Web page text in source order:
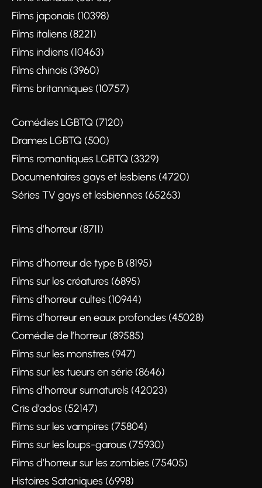
Films japonais (10398)
Films italiens (8221)
Films indiens (10463)
Films chinois (3960)
Films britanniques (10757)
Comédies LGBTQ (7120)
Drames LGBTQ (500)
Films romantiques LGBTQ (3329)
Documentaires gays et lesbiens (4720)
Séries TV gays et lesbiennes (65263)
Films d’horreur (8711)
Films d’horreur de type B (8195)
Films sur les créatures (6895)
Films d’horreur cultes (10944)
Films d’horreur en eaux profondes (45028)
Comédie de l’horreur (89585)
Films sur les monstres (947)
Films sur les tueurs en série (8646)
Films d’horreur surnaturels (42023)
Cris d’ados (52147)
Films sur les vampires (75804)
Films sur les loups-garous (75930)
Films d’horreur sur les zombies (75405)
Histoires Sataniques (6998)